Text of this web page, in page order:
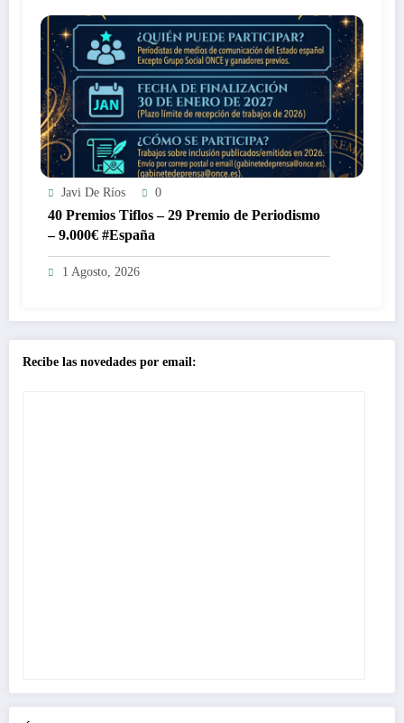
Javi De Ríos 0
40 Premios Tiflos – 29 Premio de Periodismo
– 9.000€ #España
1 Agosto, 2026
Recibe las novedades por email: